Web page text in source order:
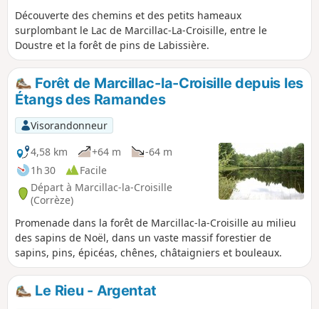
Découverte des chemins et des petits hameaux
surplombant le Lac de Marcillac-La-Croisille, entre le
Doustre et la forêt de pins de Labissière.
Forêt de Marcillac-la-Croisille depuis les
Étangs des Ramandes
Visorandonneur
4,58 km
+64 m
-64 m
1h 30
Facile
Départ à Marcillac-la-Croisille
(Corrèze)
Promenade dans la forêt de Marcillac-la-Croisille au milieu
des sapins de Noël, dans un vaste massif forestier de
sapins, pins, épicéas, chênes, châtaigniers et bouleaux.
Le Rieu - Argentat